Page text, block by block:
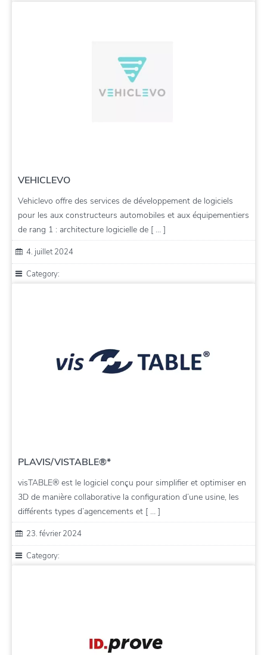
VEHICLEVO
Vehiclevo offre des services de développement de logiciels
pour les aux constructeurs automobiles et aux équipementiers
de rang 1 : architecture logicielle de [ … ]
4. juillet 2024
Category:
PLAVIS/VISTABLE®*
visTABLE® est le logiciel conçu pour simplifier et optimiser en
3D de manière collaborative la configuration d’une usine, les
différents types d’agencements et [ … ]
23. février 2024
Category: